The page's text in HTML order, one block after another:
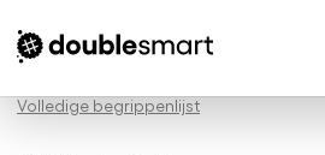
Volledige begrippenlijst